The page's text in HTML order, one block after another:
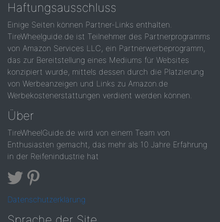
Haftungsausschluss
Einige Seiten können Partner-Links enthalten.
TireWheelguide.de ist Teilnehmer des Partnerprogramms
von Amazon Services LLC, ein Partnerwerbeprogramm,
das zur Bereitstellung eines Mediums für Websites
konzipiert wurde, mittels dessen durch die Platzierung
von Werbeanzeigen und Links zu Amazon.de
Werbekostenerstattungen verdient werden können.
Über
TireWheelGuide.de wird von einem Team von
Enthusiasten gemacht, das mehr als 10 Jahre Erfahrung
in der Reifenindustrie hat
Datenschutzerklärung